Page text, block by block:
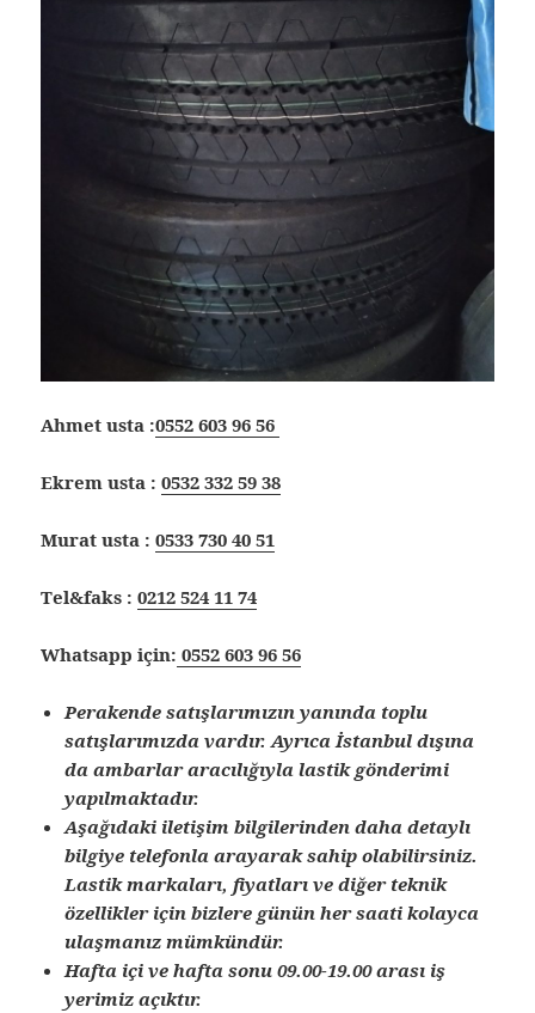
Ahmet usta :0552 603 96 56
Ekrem usta :0532 332 59 38
Murat usta :0533 730 40 51
Tel&faks :0212 524 11 74
Whatsapp için: 0552 603 96 56
Perakende satışlarımızın yanında toplu
satışlarımızda vardır. Ayrıca İstanbul dışına
da ambarlar aracılığıyla lastik gönderimi
yapılmaktadır.
Aşağıdaki iletişim bilgilerinden daha detaylı
bilgiye telefonla arayarak sahip olabilirsiniz.
Lastik markaları, fiyatları ve diğer teknik
özellikler için bizlere günün her saati kolayca
ulaşmanız mümkündür.
Hafta içi ve hafta sonu 09.00-19.00 arası iş
yerimiz açıktır.